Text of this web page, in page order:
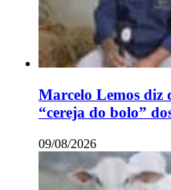
Marcelo Lemos diz
“cereja do bolo”
09/08/2026